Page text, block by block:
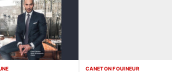
CANETON FOUINEUR